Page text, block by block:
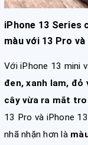
iPhone 13 Series
màu với 13 Pro
Với iPhone 13 mini
đen, xanh lam, đỏ
cây vừa ra mắt
13 Pro và iPhone
nhã nhặn hơn là